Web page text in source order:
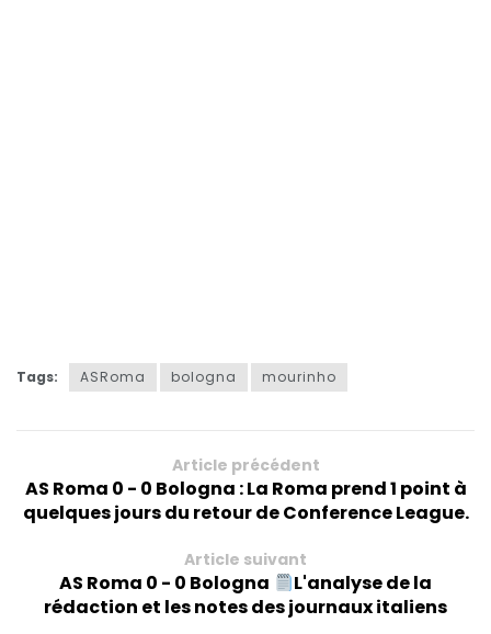
Tags: ASRoma bologna mourinho
Article précédent
AS Roma 0 - 0 Bologna : La Roma prend 1 point à
quelques jours du retour de Conference League.
Article suivant
AS Roma 0 - 0 Bologna
L'analyse de la
rédaction et les notes des journaux italiens